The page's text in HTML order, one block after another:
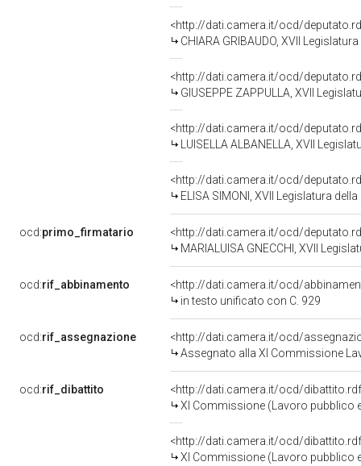
<http://dati.camera.it/ocd/
CHIARA GRIBAUDO, XVII
<http://dati.camera.it/ocd/
GIUSEPPE ZAPPULLA, XVII
<http://dati.camera.it/ocd/
LUISELLA ALBANELLA, XVII
<http://dati.camera.it/ocd/
ELISA SIMONI, XVII Legislatura
ocd:primo_firmatario
<http://dati.camera.it/ocd/
MARIALUISA GNECCHI, XVII
ocd:rif_abbinamento
<http://dati.camera.it/ocd/
in testo unificato con C. 929
ocd:rif_assegnazione
<http://dati.camera.it/ocd/
Assegnato alla XI Commissione
ocd:rif_dibattito
<http://dati.camera.it/ocd/
XI Commissione (Lavoro pubblico
<http://dati.camera.it/ocd/
XI Commissione (Lavoro pubblico